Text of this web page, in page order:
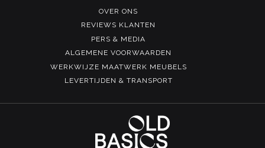
OVER ONS
REVIEWS KLANTEN
PERS & MEDIA
ALGEMENE VOORWAARDEN
WERKWIJZE MAATWERK MEUBELS
LEVERTIJDEN & TRANSPORT